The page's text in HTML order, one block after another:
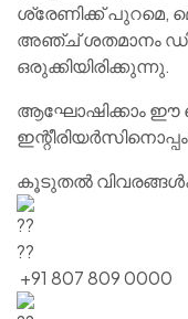
ശ്രേണിക്ക് പുറമെ,
അഞ്ച് ശതമാനം
ഒരുക്കിയിരിക്കുന്നു.
ആഘോഷിക്കാം ഈ
കൂടുതൽ
+91 807 809 0000